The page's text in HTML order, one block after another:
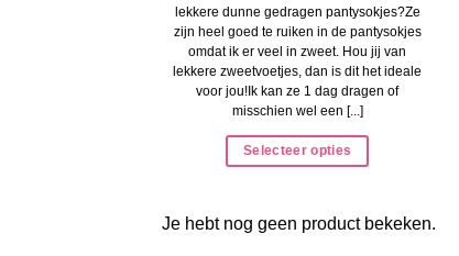
lekkere dunne gedragen pantysokjes?Ze
zijn heel goed te ruiken in de pantysokjes
omdat ik er veel in zweet. Hou jij van
lekkere zweetvoetjes, dan is dit het ideale
voor jou!Ik kan ze 1 dag dragen of
misschien wel een [...]
Selecteer opties
Je hebt nog geen product bekeken.